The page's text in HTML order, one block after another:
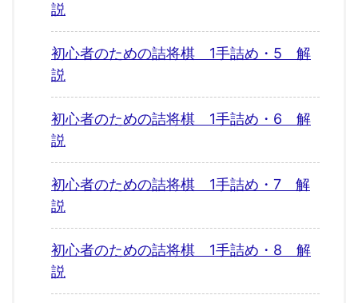
説
初心者のための詰将棋 1手詰め・5 解
説
初心者のための詰将棋 1手詰め・6 解
説
初心者のための詰将棋 1手詰め・7 解
説
初心者のための詰将棋 1手詰め・8 解
説